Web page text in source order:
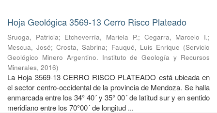
Hoja Geológica 3569-13 Cerro Risco Plateado
Sruoga, Patricia; Etcheverría, Mariela P.; Cegarra, Marcelo I.;
Mescua, José;Crosta, Sabrina; Fauqué, Luis Enrique (Servicio
Geológico Minero Argentino. Instituto de Geología y Recursos
Minerales, 2016)
La Hoja 3569-13 CERRO RISCO PLATEADO está ubicada en
el sector centro-occidental de la provincia de Mendoza. Se halla
enmarcada entre los 34° 40´ y 35° 00´ de latitud sur y en sentido
meridiano entre los 70°00´ de longitud ...